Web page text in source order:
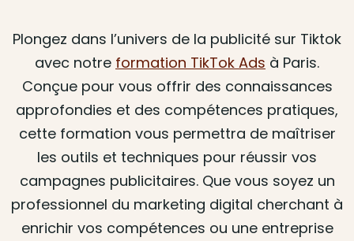
Plongez dans l’univers de la publicité sur Tiktok
avec notre formation TikTok Ads à Paris.
Conçue pour vous offrir des connaissances
approfondies et des compétences pratiques,
cette formation vous permettra de maîtriser
les outils et techniques pour réussir vos
campagnes publicitaires. Que vous soyez un
professionnel du marketing digital cherchant à
enrichir vos compétences ou une entreprise